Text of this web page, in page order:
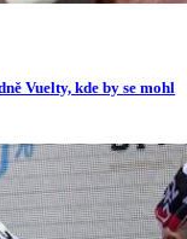
Vuelty, kde by se mohl